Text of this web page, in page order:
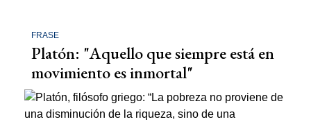
FRASE
Platón: "Aquello que siempre está en
movimiento es inmortal"